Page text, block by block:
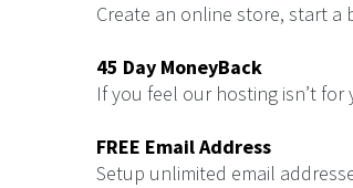
Create an online store, start
45 Day MoneyBack
If you feel our hosting isn’t
FREE Email Address
Setup unlimited email